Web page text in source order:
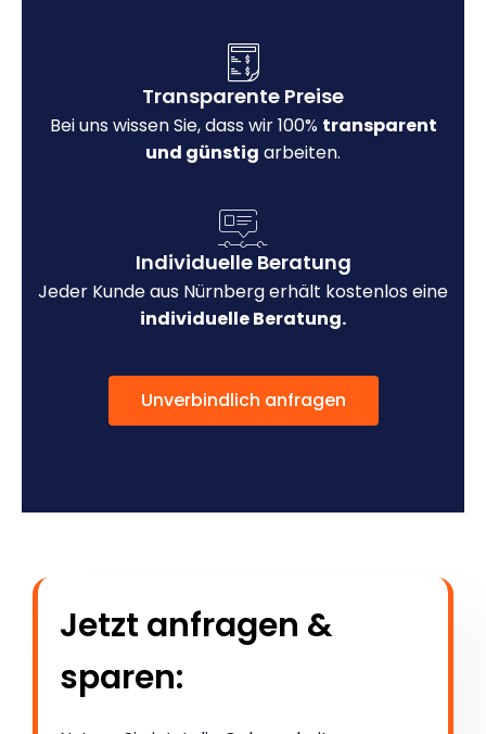
Transparente Preise
Bei uns wissen Sie, dass wir 100% transparent
und günstig arbeiten.
Individuelle Beratung
Jeder Kunde aus Nürnberg erhält kostenlos eine
individuelle Beratung.
Unverbindlich anfragen
Jetzt anfragen &
sparen: